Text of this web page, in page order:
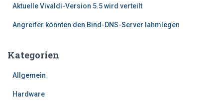
Aktuelle Vivaldi-Version 5.5 wird verteilt
Angreifer könnten den Bind-DNS-Server lahmlegen
Kategorien
Allgemein
Hardware